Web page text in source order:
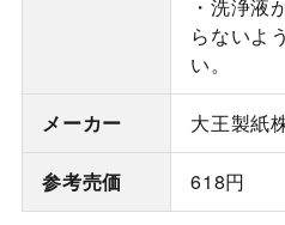
・洗浄液
らないよ
い。
メーカー 大王製紙
参考売価 618円